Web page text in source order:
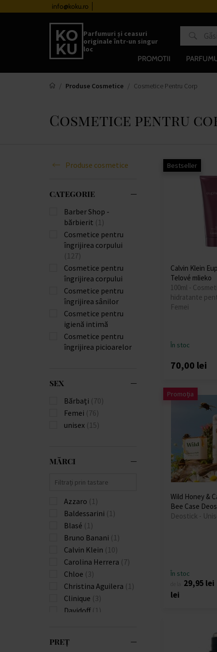
info@koku.roLivrare gratuită pentru toate ceasurile de la 510
Parfumuri și ceasuri
originale într-un singur
loc
PROMOTII
Produse Cosmetice Cosmetice Pentru Corp
Cosmetice pentru
Produse cosmetice
CATEGORIE
Barber Shop -
bărbierit (1)
Cosmetice pentru
îngrijirea corpului
(127)
Cosmetice pentru
îngrijirea corpului
Cosmetice pentru
îngrijirea sânilor
Cosmetice pentru
igienă intimă
Cosmetice pentru
îngrijirea picioarelor
SEX
Bărbați (70)
Femei (76)
unisex (15)
MĂRCI
Azzaro (1)
Baldessarini (1)
Blasé (1)
Bruno Banani (1)
Calvin Klein (10)
Carolina Herrera (7)
Chloe (3)
Christina Aguilera (1)
Clinique (3)
Davidoff (1)
Elizabeth Arden
PREȚ
Bestseller
Calvin Klein
Telové mlieko
100ml -
hidratante
Femei
În stoc
70,00 lei
Promoția
Wild Honey &
Bee Case
Deostick -
În stoc
29,95 lei
lei